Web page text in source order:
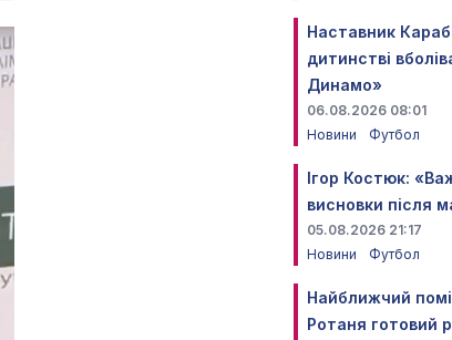
Наставник
дитинстві
Динамо»
06.08.2026 08:01
Новини
Футбол
Ігор Костюк:
висновки після
05.08.2026 21:17
Новини
Футбол
Найближчий
Ротаня готовий